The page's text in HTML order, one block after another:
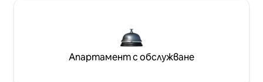
Апартамент с обслужване